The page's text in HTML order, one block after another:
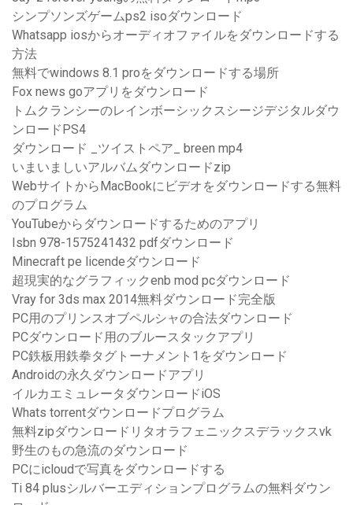
シンプソンズゲームps2 isoダウンロード
Whatsapp iosからオーディオファイルをダウンロードする
方法
無料でwindows 8.1 proをダウンロードする場所
Fox news goアプリをダウンロード
トムクランシーのレインボーシックスシージデジタルダウ
ンロードPS4
ダウンロード _ツイストペア_ breen mp4
いまいましいアルバムダウンロードzip
WebサイトからMacBookにビデオをダウンロードする無料
のプログラム
YouTubeからダウンロードするためのアプリ
Isbn 978-1575241432 pdfダウンロード
Minecraft pe licendeダウンロード
超現実的なグラフィックenb mod pcダウンロード
Vray for 3ds max 2014無料ダウンロード完全版
PC用のプリンスオブペルシャの合法ダウンロード
PCダウンロード用のブルースタックアプリ
PC鉄板用鉄拳タグトーナメント1をダウンロード
Androidの永久ダウンロードアプリ
イルカエミュレータダウンロードiOS
Whats torrentダウンロードプログラム
無料zipダウンロードリタオラフェニックスデラックスvk
野生のもの急流のダウンロード
PCにicloudで写真をダウンロードする
Ti 84 plusシルバーエディションプログラムの無料ダウン